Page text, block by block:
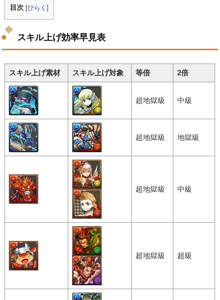
目次 [ひらく]
スキル上げ効率早見表
スキル上げ素材 スキル上げ対象 等倍 2倍
超地獄級 中級
超地獄級 地獄級
超地獄級 中級
超地獄級 超級